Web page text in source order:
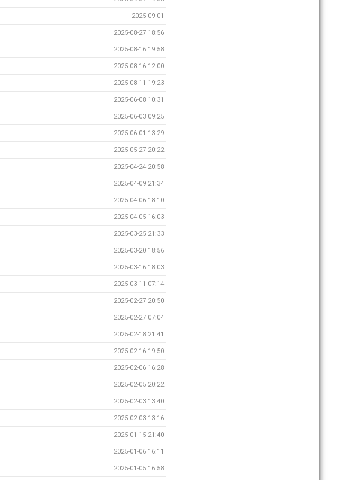
2025-09-01
2025-08-27 18:56
2025-08-16 19:58
2025-08-16 12:00
2025-08-11 19:23
2025-06-08 10:31
2025-06-03 09:25
2025-06-01 13:29
2025-05-27 20:22
2025-04-24 20:58
2025-04-09 21:34
2025-04-06 18:10
2025-04-05 16:03
2025-03-25 21:33
2025-03-20 18:56
2025-03-16 18:03
2025-03-11 07:14
2025-02-27 20:50
2025-02-27 07:04
2025-02-18 21:41
2025-02-16 19:50
2025-02-06 16:28
2025-02-05 20:22
2025-02-03 13:40
2025-02-03 13:16
2025-01-15 21:40
2025-01-06 16:11
2025-01-05 16:58